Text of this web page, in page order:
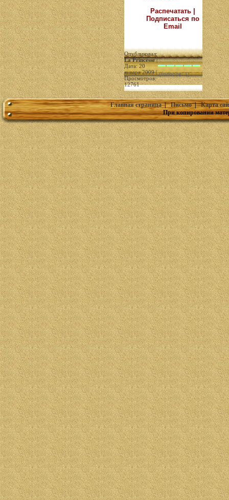
Распечатать |
Подписаться по
Email
Опубликовал:
La Princesse|
Дата: 20
января 2009 |
Просмотров:
12761
(голосов: 1)
Главная страница|Письмо|Карта
При копировании